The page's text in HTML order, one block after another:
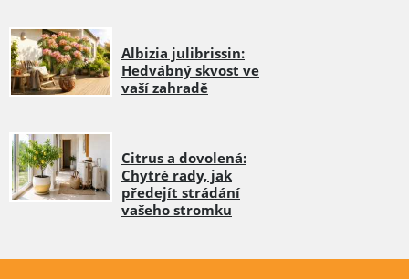
Albizia julibrissin:
Hedvábný skvost ve
vaší zahradě
Citrus a dovolená:
Chytré rady, jak
předejít strádání
vašeho stromku